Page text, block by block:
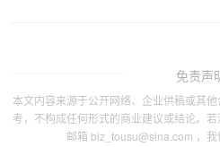
免责声
本文内容来源于公开网络、企业供稿或其
考，不构成任何形式的商业建议或结论。
邮箱 biz_tousu@sina.com ，我